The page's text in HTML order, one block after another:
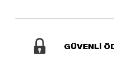
GÜVENLİ